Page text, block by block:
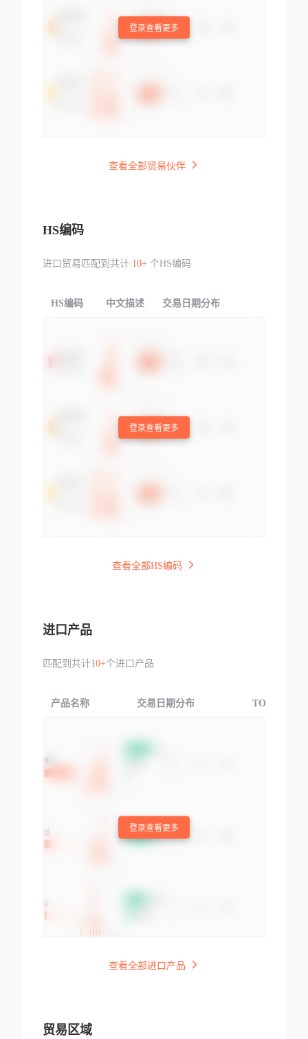
登录查看更多
查看全部贸易伙伴
HS编码
进口贸易匹配到共计 10+个HS编码
HS编码 中文描述 交易日期分布
登录查看更多
查看全部HS编码
进口产品
匹配到共计10+个进口产品
产品名称 交易日期分布 TOP3交易国
登录查看更多
查看全部进口产品
贸易区域